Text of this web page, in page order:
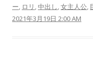
ー, ロリ ,中出し,女主人公,
2021年3月19日 2:00 AM